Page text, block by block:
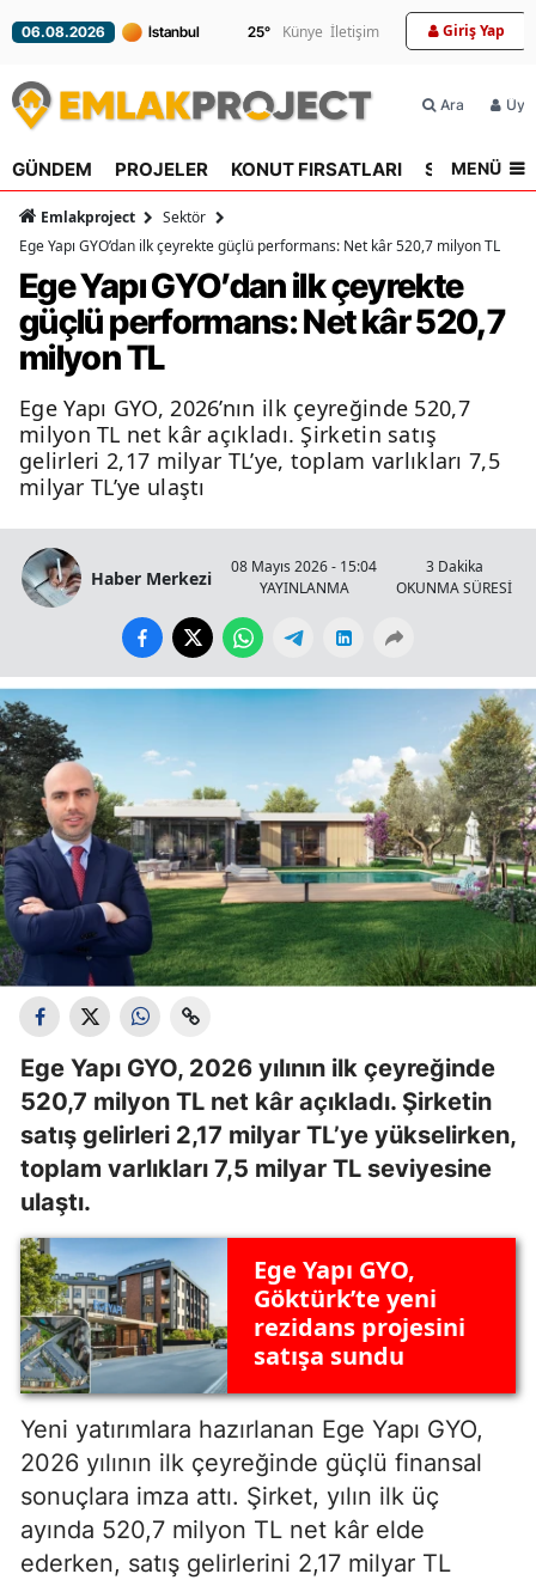
06.08.2026 25° Künye İletişim Giriş Yap
Ara
GÜNDEM PROJELER KONUT FIRSATLARI SEKTÖR
MENÜ
Emlakproject
Sektör
Ege Yapı GYO’dan ilk çeyrekte güçlü performans: Net kâr 520,7 milyon TL
Ege Yapı GYO’dan ilk çeyrekte
güçlü performans: Net kâr 520,7
milyon TL
Ege Yapı GYO, 2026’nın ilk çeyreğinde 520,7
milyon TL net kâr açıkladı. Şirketin satış
gelirleri 2,17 milyar TL’ye, toplam varlıkları 7,5
milyar TL’ye ulaştı
Haber Merkezi
08 Mayıs 2026 - 15:04
YAYINLANMA
3 Dakika
OKUNMA SÜRESİ
Ege Yapı GYO, 2026 yılının ilk çeyreğinde
520,7 milyon TL net kâr açıkladı. Şirketin
satış gelirleri 2,17 milyar TL’ye yükselirken,
toplam varlıkları 7,5 milyar TL seviyesine
ulaştı.
Ege Yapı GYO,
Göktürk’te yeni
rezidans projesini
satışa sundu
Yeni yatırımlara hazırlanan Ege Yapı GYO,
2026 yılının ilk çeyreğinde güçlü finansal
sonuçlara imza attı. Şirket, yılın ilk üç
ayında 520,7 milyon TL net kâr elde
ederken, satış gelirlerini 2,17 milyar TL